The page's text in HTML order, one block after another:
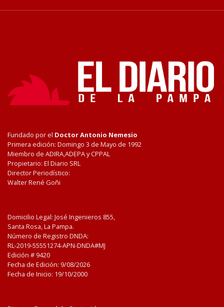
Fundado por el Doctor Antonio Nemesio
Primera edición: Domingo 3 de Mayo de 1992
Miembro de ADIRA,ADEPA y CPPAL
Propietario: El Diario SRL
Director Periodístico:
Walter René Goñi
Domicilio Legal: José Ingenieros 855,
Santa Rosa, La Pampa.
Número de Registro DNDA:
RL-2019-55551274-APN-DNDA#MJ
Edición # 9420
Fecha de Edición: 9/08/2026
Fecha de Inicio: 19/10/2000